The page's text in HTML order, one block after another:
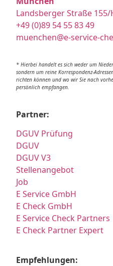
Landsberger Straße
+49 (0)89 54 55 83 49
muenchen@e-service-
* Hierbei handelt es sich weder um
sondern um reine Korrespondenz-
richten können und wo wir Sie nach
persönlich empfangen.
Partner:
DGUV Prüfung
DGUV
DGUV V3
Stellenangebot
Job
E Service GmbH
E Check GmbH
E Service Check Partners
E Check Partner Expert
Empfehlungen: